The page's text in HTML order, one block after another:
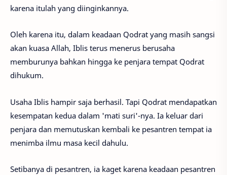
karena itulah yang diinginkannya.
Oleh karena itu, dalam keadaan Qodrat yang masih sangsi
akan kuasa Allah, Iblis terus menerus berusaha
memburunya bahkan hingga ke penjara tempat Qodrat
dihukum.
Usaha Iblis hampir saja berhasil. Tapi Qodrat mendapatkan
kesempatan kedua dalam 'mati suri'-nya. Ia keluar dari
penjara dan memutuskan kembali ke pesantren tempat ia
menimba ilmu masa kecil dahulu.
Setibanya di pesantren, ia kaget karena keadaan pesantren